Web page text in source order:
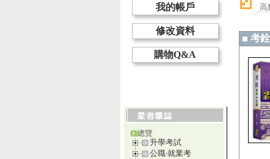
我的帳戶
修改資料
購物Q&A
總覽
升學考試
公職‧就業考
高
考